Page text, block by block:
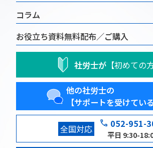
コラム
お役立ち資料無料配布／ご購入
社労士が【初めての方
他の社労士の
【サポートを受けてい
全国対応 phone 052-951-
平日 9:30-